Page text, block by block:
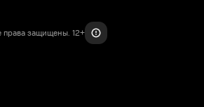
защищены. 12+